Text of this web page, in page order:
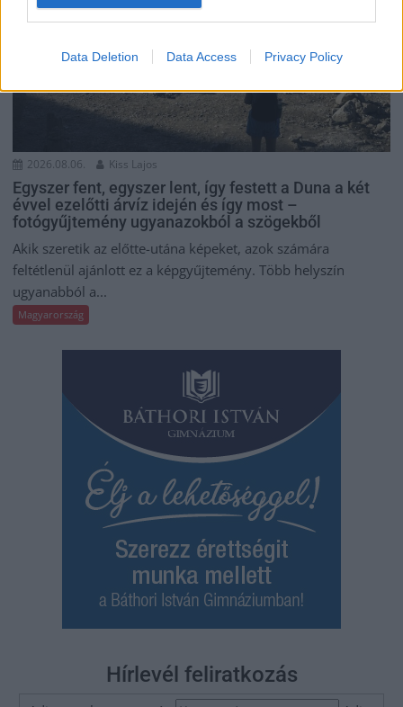
Data Deletion Data Access Privacy Policy
2026.08.06. Kiss Lajos
Egyszer fent, egyszer lent, így festett a Duna a két
évvel ezelőtti árvíz idején és így most –
fotógyűjtemény ugyanazokból a szögekből
Akik szeretik az előtte-utána képeket, azok számára
feltétlenül ajánlott ez a képgyűjtemény. Több helyszín
ugyanabból a...
Magyarország
Hírlevél feliratkozás